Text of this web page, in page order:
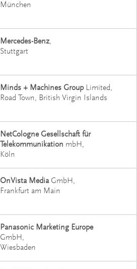
München
Mercedes-Benz
Stuttgart
Minds + Machines GroupLimited
Road Town, British Virgin Islands
NetCologne Gesellschaft für
Telekommunikation mbH
Köln
OnVista MediaGmbH
Frankfurt am Main
Panasonic Marketing Europe
GmbH
Wiesbaden